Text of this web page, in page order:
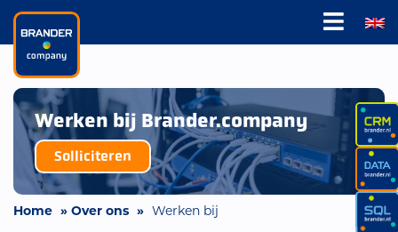
Werken bij Brander.company
Solliciteren
Home » Over ons » Werken bij